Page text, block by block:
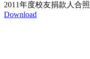
2011年度校友捐款人合照
Download